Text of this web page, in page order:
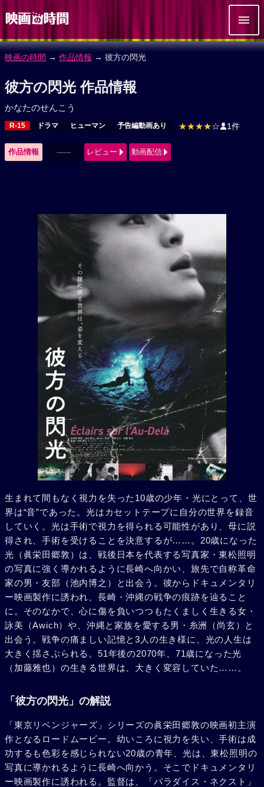
映画の時間 → 作品情報 → 彼方の閃光
彼方の閃光 作品情報
かなたのせんこう
R-15 ドラマ ヒューマン 予告編動画あり ★★★★☆ 1件
作品情報 ------ レビュー 動画配信
生まれて間もなく視力を失った10歳の少年・光にとって、世
界は“音”であった。光はカセットテープに自分の世界を録音
していく。光は手術で視力を得られる可能性があり、母に説
得され、手術を受けることを決意するが……。20歳になった
光（眞栄田郷敦）は、戦後日本を代表する写真家・東松照明
の写真に強く導かれるように長崎へ向かい、旅先で自称革命
家の男・友部（池内博之）と出会う。彼からドキュメンタリ
ー映画製作に誘われ、長崎・沖縄の戦争の痕跡を辿ること
に。そのなかで、心に傷を負いつつもたくましく生きる女・
詠美（Awich）や、沖縄と家族を愛する男・糸洲（尚玄）と
出会う。戦争の痛ましい記憶と3人の生き様に、光の人生は
大きく揺さぶられる。51年後の2070年、71歳になった光
（加藤雅也）の生きる世界は、大きく変容していた……。
「彼方の閃光」の解説
「東京リベンジャーズ」シリーズの眞栄田郷敦の映画初主演
作となるロードムービー。幼いころに視力を失い、手術は成
功するも色彩を感じられない20歳の青年、光は、東松照明の
写真に導かれるように長崎へ向かう。そこでドキュメンタリ
ー映画製作に誘われる。監督は、「パラダイス・ネクスト」